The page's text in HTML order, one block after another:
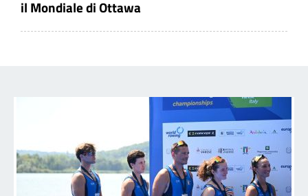
il Mondiale di Ottawa